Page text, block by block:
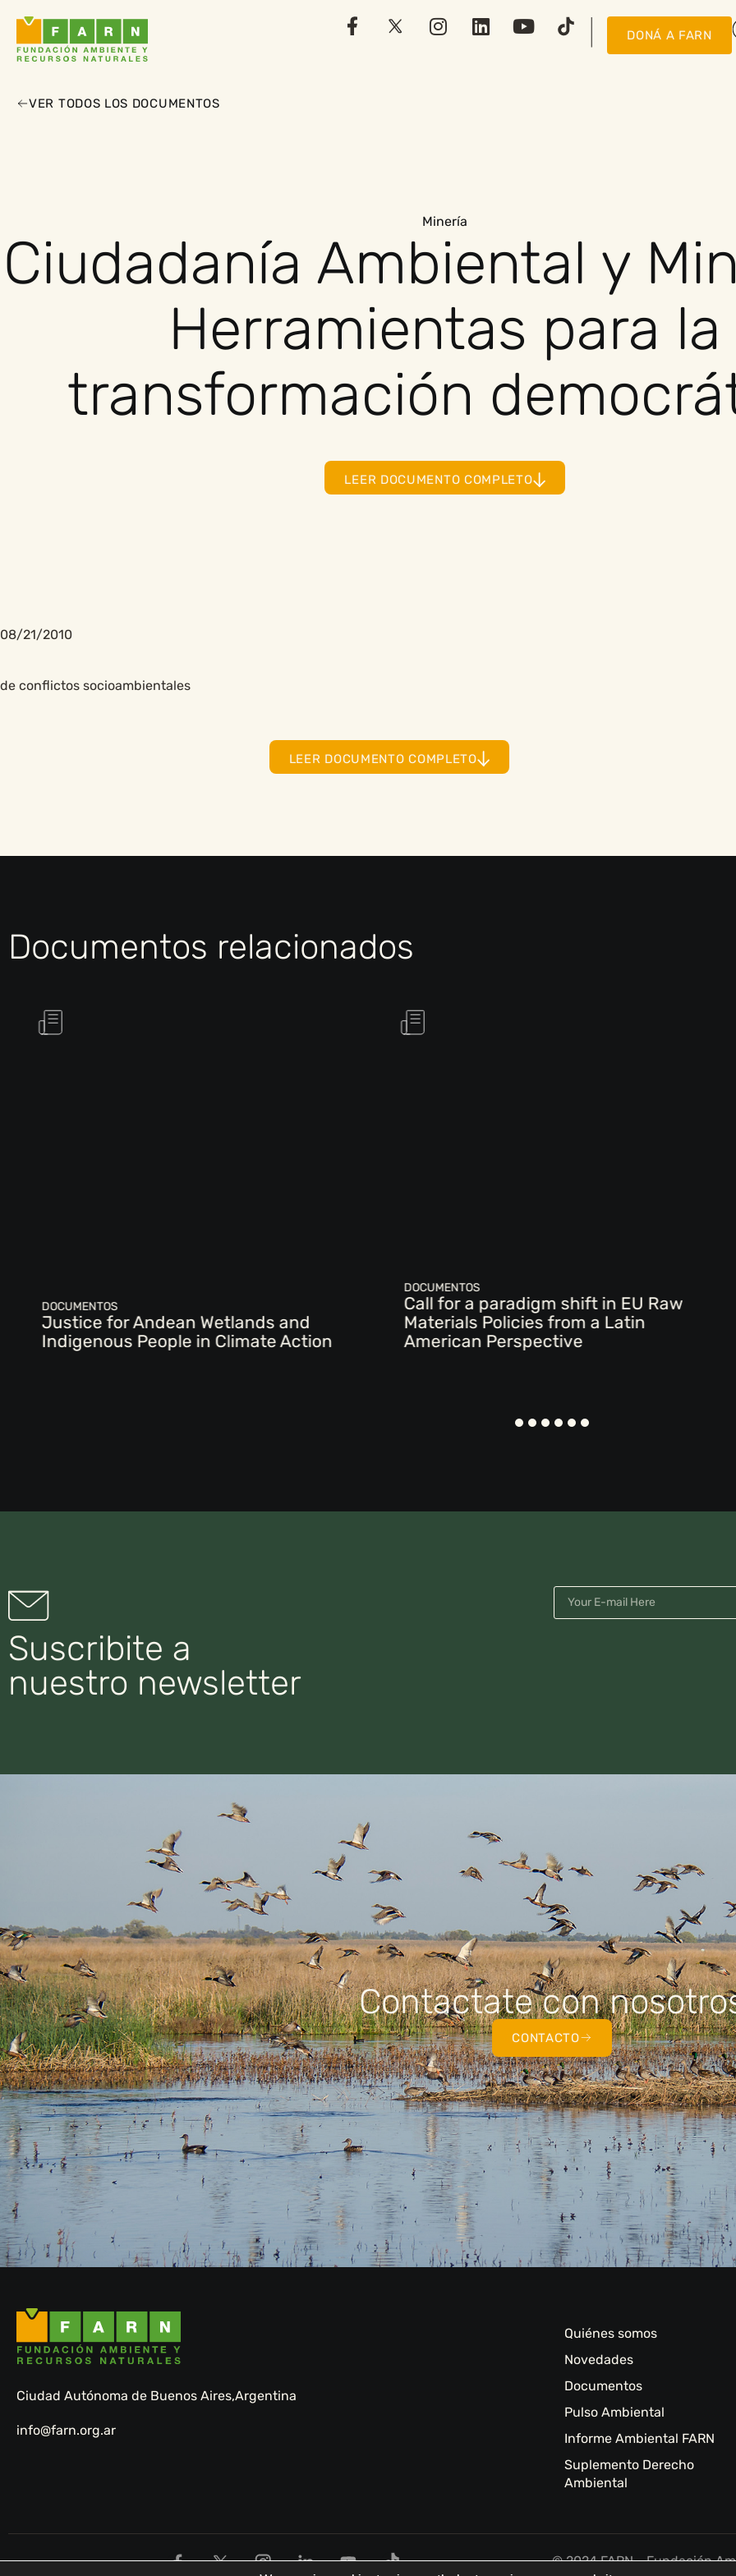
DONÁ A FARN
VER TODOS LOS DOCUMENTOS
Minería
Ciudadanía Ambiental y
Herramientas para la
transformación
LEER DOCUMENTO COMPLETO
08/21/2010
de conflictos socioambientales
LEER DOCUMENTO COMPLETO
Documentos relacionados
DOCUMENTOS
Justice for Andean Wetlands and
Indigenous People in Climate Action
DOCUMENTOS
Call for a paradigm shift in EU Raw
Materials Policies from a Latin
American Perspective
Suscribite a
nuestro newsletter
Contactate con
CONTACTO
Ciudad Autónoma de Buenos Aires,Argentina
info@farn.org.ar
Quiénes somos
Novedades
Documentos
Pulso Ambiental
Informe Ambiental FARN
Suplemento Derecho
Ambiental
© 2024 FARN - Fundación